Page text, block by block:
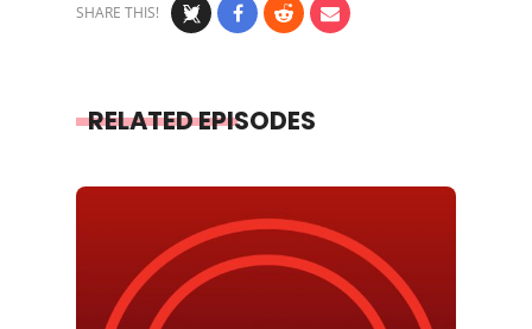
SHARE THIS!
RELATED EPISODES